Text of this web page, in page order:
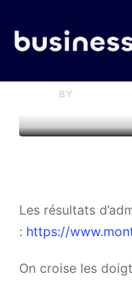
BY
Les résultats
: https://
On croise les